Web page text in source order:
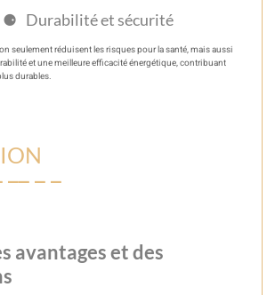
Durabilité et sécurité
seulement réduisent les risques pour la santé, mais aussi
et une meilleure efficacité énergétique, contribuant
durables.
avantages et des